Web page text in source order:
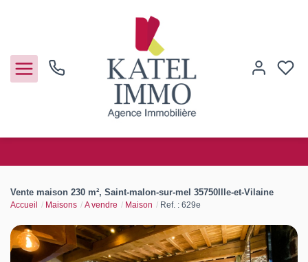
Vendre
Notre agence
Vente maison 230 m², Saint-malon-sur-mel 35750Ille-et-Vilaine
Accueil Maisons A vendre Maison Ref. : 629e